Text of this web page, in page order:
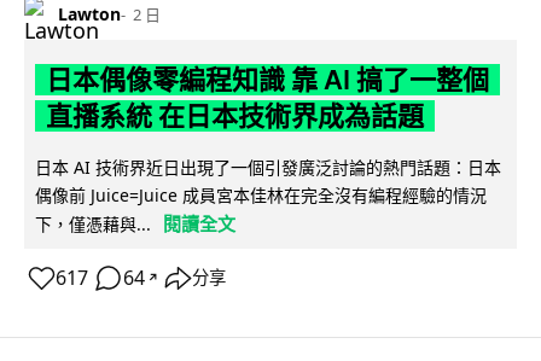
Lawton 2 日
日本偶像零編程知識 靠 AI 搞了一整個
直播系統 在日本技術界成為話題
日本 AI 技術界近日出現了一個引發廣泛討論的熱門話題：日本
偶像前 Juice=Juice 成員宮本佳林在完全沒有編程經驗的情況
下，僅憑藉與...
閱讀全文
617 64 ↗ 分享